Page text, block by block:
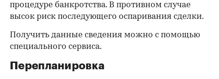
процедуре банкротства. В противном случае
высок риск последующего оспаривания сделки.
Получить данные сведения можно с помощью
специального сервиса.
Перепланировка